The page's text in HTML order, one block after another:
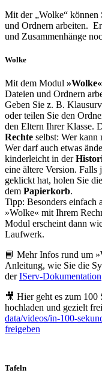
Mit der „Wolke“ können
und Ordnern arbeiten.
und Zusammenhänge
Wolke
Mit dem Modul »Wolke«
Dateien und Ordnern
Geben Sie z. B.
oder teilen Sie den
den Eltern Ihrer Klasse.
Rechte selbst: Wer
Wer darf auch etwas
kinderleicht in der
eine ältere Version. Falls
geklickt hat, holen Sie
dem Papierkorb.
Tipp: Besonders einfach
»Wolke« mit Ihrem
Modul erscheint dann
Laufwerk.
📘 Mehr Infos rund um
Anleitung, wie Sie die
derIServ-Dokumentation
🎥 Hier geht es zum 100
hochladen und gezielt
data/videos/in-100-
freigeben
Tafeln